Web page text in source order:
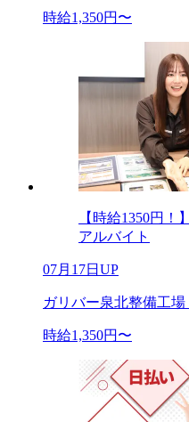
時給1,350円〜
【時給1350円
アルバイト
07月17日UP
ガリバー泉北整備工場
時給1,350円〜